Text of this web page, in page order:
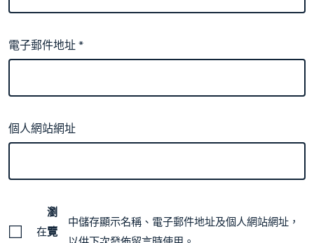
電子郵件地址*
個人網站網址
在
瀏
覽
中儲存顯示名稱、電子郵件地址及個人網站網址，